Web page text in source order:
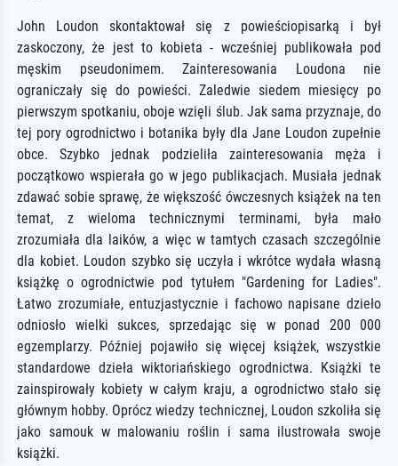
John Loudon skontaktował się z powieściopisarką i był
zaskoczony, że jest to kobieta - wcześniej publikowała pod
męskim pseudonimem. Zainteresowania Loudona nie
ograniczały się do powieści. Zaledwie siedem miesięcy po
pierwszym spotkaniu, oboje wzięli ślub. Jak sama przyznaje, do
tej pory ogrodnictwo i botanika były dla Jane Loudon zupełnie
obce. Szybko jednak podzieliła zainteresowania męża i
początkowo wspierała go w jego publikacjach. Musiała jednak
zdawać sobie sprawę, że większość ówczesnych książek na ten
temat, z wieloma technicznymi terminami, była mało
zrozumiała dla laików, a więc w tamtych czasach szczególnie
dla kobiet. Loudon szybko się uczyła i wkrótce wydała własną
książkę o ogrodnictwie pod tytułem "Gardening for Ladies".
Łatwo zrozumiałe, entuzjastycznie i fachowo napisane dzieło
odniosło wielki sukces, sprzedając się w ponad 200 000
egzemplarzy. Później pojawiło się więcej książek, wszystkie
standardowe dzieła wiktoriańskiego ogrodnictwa. Książki te
zainspirowały kobiety w całym kraju, a ogrodnictwo stało się
głównym hobby. Oprócz wiedzy technicznej, Loudon szkoliła się
jako samouk w malowaniu roślin i sama ilustrowała swoje
książki.